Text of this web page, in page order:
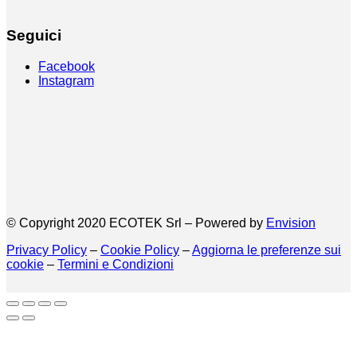
Seguici
Facebook
Instagram
© Copyright 2020 ECOTEK Srl – Powered by Envision
Privacy Policy – Cookie Policy –Aggiorna le preferenze sui
cookie – Termini e Condizioni